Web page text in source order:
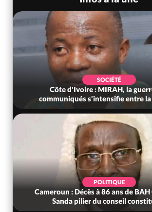
SOCIÉTÉ
Côte d'Ivoire : MIRAH, la
communiqués s'intensifie entre
POLITIQUE
Cameroun : Décès à 86 ans de
Sanda pilier du conseil